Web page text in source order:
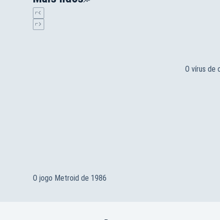
O vírus de
O jogo Metroid de 1986